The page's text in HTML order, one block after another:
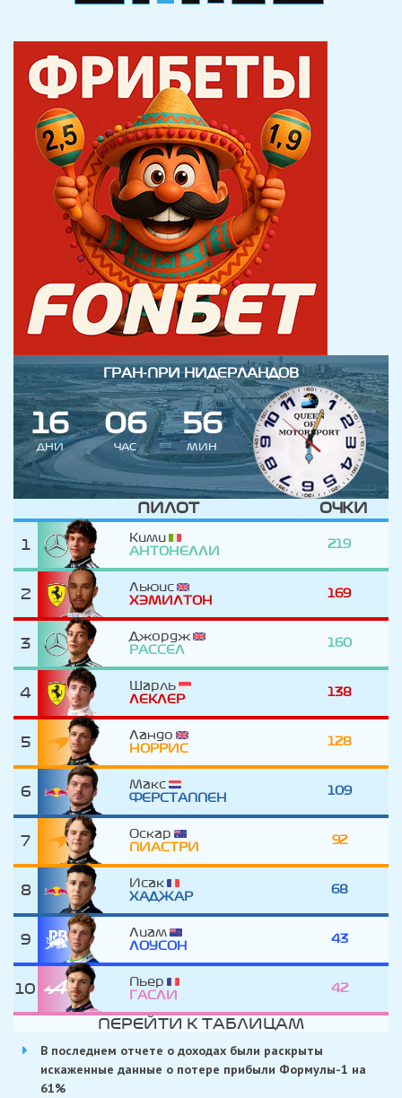
записям
ГРАН-ПРИ НИДЕРЛАНДОВ
16
ДНИ
06
ЧАС
56
МИН
ПИЛОТ ОЧКИ
1
Кими
АНТОНЕЛЛИ
219
2
Льюис
ХЭМИЛТОН
169
3
Джордж
РАССЕЛ
160
4
Шарль
ЛЕКЛЕР
138
5
Ландо
НОРРИС
128
6
Макс
ФЕРСТАППЕН
109
7
Оскар
ПИАСТРИ
92
8
Исак
ХАДЖАР
68
9
Лиам
ЛОУСОН
43
10
Пьер
ГАСЛИ
42
ПЕРЕЙТИ К ТАБЛИЦАМ
В последнем отчете о доходах были раскрыты
искаженные данные о потере прибыли Формулы-1 на
61%